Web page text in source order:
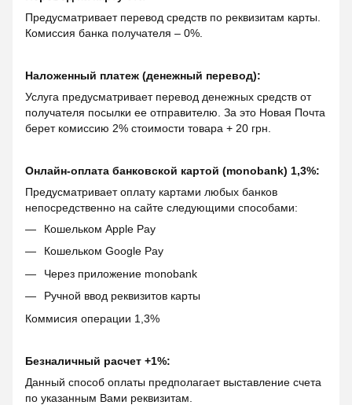
Предусматривает перевод средств по реквизитам карты.
Комиссия банка получателя – 0%.
Наложенный платеж (денежный перевод):
Услуга предусматривает перевод денежных средств от
получателя посылки ее отправителю. За это Новая Почта
берет комиссию 2% стоимости товара + 20 грн.
Онлайн-оплата банковской картой (monobank) 1,3%:
Предусматривает оплату картами любых банков
непосредственно на сайте следующими способами:
Кошельком Apple Pay
Кошельком Google Pay
Через приложение monobank
Ручной ввод реквизитов карты
Коммисия операции 1,3%
Безналичный расчет +1%:
Данный способ оплаты предполагает выставление счета
по указанным Вами реквизитам.